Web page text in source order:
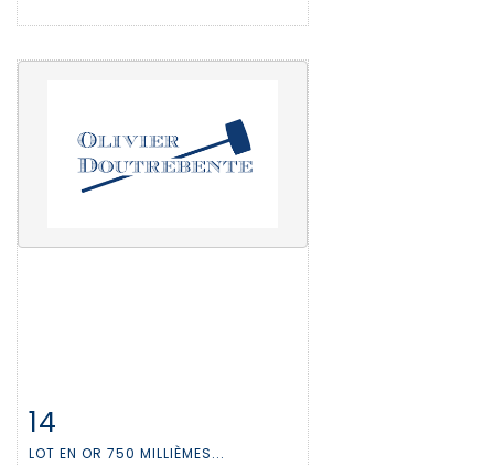
Fiche détaillée
14
LOT EN OR 750 MILLIÈMES...